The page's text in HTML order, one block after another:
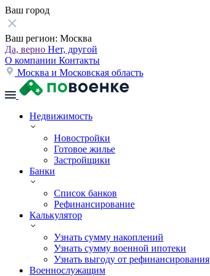
Ваш город
Ваш регион: Москва
Да, верно Нет, другой
О компании Контакты
Москва и Московская область
Недвижимость
Новостройки
Готовое жилье
Застройщики
Банки
Список банков
Рефинансирование
Калькулятор
Узнать сумму накоплений
Узнать сумму военной ипотеки
Узнать выгоду от рефинансирования
Военнослужащим